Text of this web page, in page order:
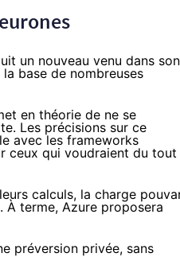
un nouveau venu dans son
base de nombreuses
en théorie de ne se
Les précisions sur ce
avec les frameworks
ceux qui voudraient du tout
calculs, la charge
À terme, Azure proposera
préversion privée, sans